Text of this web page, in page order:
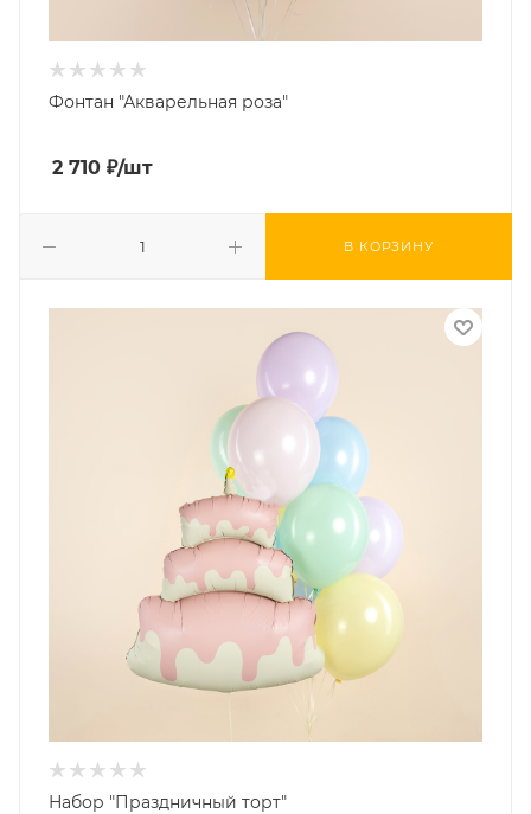
Фонтан "Акварельная роза"
2 710 ₽/шт
В КОРЗИНУ
Набор "Праздничный торт"